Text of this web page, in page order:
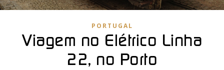
PORTUGAL
Viagem no Elétrico Linha
22, no Porto